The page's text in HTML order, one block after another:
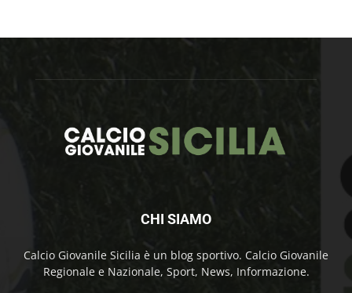
CHI SIAMO
Calcio Giovanile Sicilia è un blog sportivo. Calcio Giovanile
Regionale e Nazionale, Sport, News, Informazione.